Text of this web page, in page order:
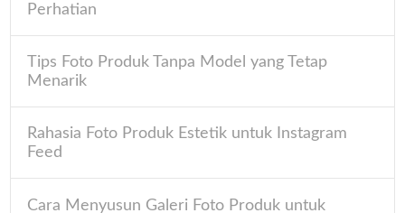
Perhatian
Tips Foto Produk Tanpa Model yang Tetap
Menarik
Rahasia Foto Produk Estetik untuk Instagram
Feed
Cara Menyusun Galeri Foto Produk untuk